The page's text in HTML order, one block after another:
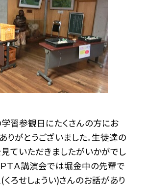
習参観日にたくさんの方にお
りがとうございました。生徒達の
ていただきましたがいかがでし
ＰＴＡ講演会では堀金中の先輩で
ろせしょうい)さんのお話があり